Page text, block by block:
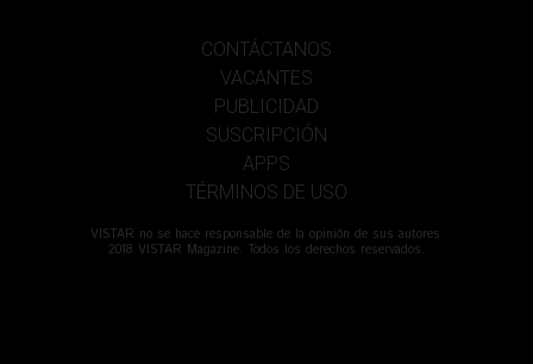
CONTÁCTANOS
VACANTES
PUBLICIDAD
SUSCRIPCIÓN
APPS
TÉRMINOS DE USO
VISTAR no se hace responsable de la opinión de sus autores.
2018 VISTAR Magazine. Todos los derechos reservados.